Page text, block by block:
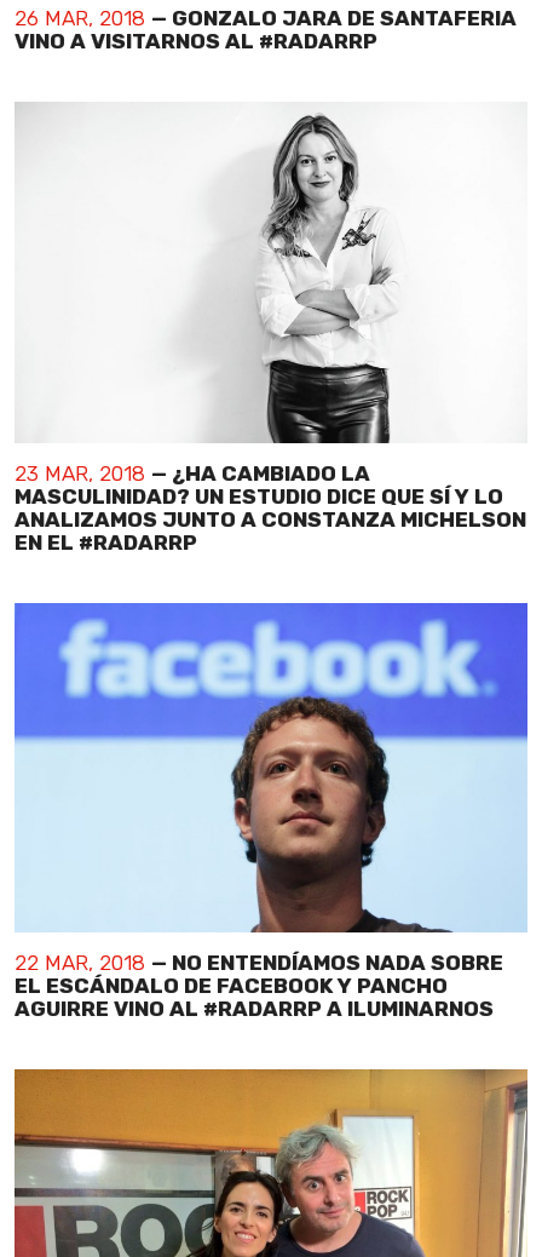
26 MAR, 2018 — GONZALO JARA DE SANTAFERIA
VINO A VISITARNOS AL #RADARRP
23 MAR, 2018 — ¿HA CAMBIADO LA
MASCULINIDAD? UN ESTUDIO DICE QUE SÍ Y LO
ANALIZAMOS JUNTO A CONSTANZA MICHELSON
EN EL #RADARRP
22 MAR, 2018 — NO ENTENDÍAMOS NADA SOBRE
EL ESCÁNDALO DE FACEBOOK Y PANCHO
AGUIRRE VINO AL #RADARRP A ILUMINARNOS